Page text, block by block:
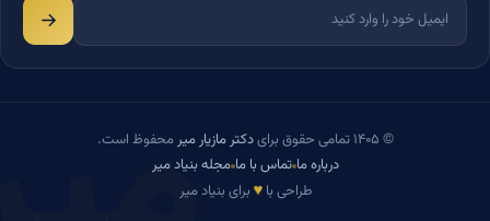
© ۱۴۰۵ تمامی حقوق برای دکتر مازیار میرمحفوظ است.
درباره ما تماس با ما مجله بنیاد میر
طراحی با♥ برای بنیاد میر